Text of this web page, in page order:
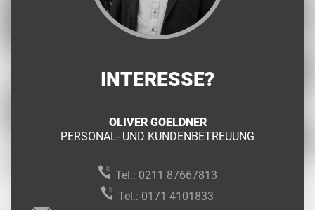
INTERESSE?
OLIVER GOELDNER
PERSONAL- UND KUNDENBETREUUNG
Tel.: 0211 87667813
Tel.: 0171 4101833